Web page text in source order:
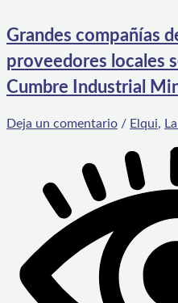
Grandes compañías
proveedores locales
Cumbre Industrial
Deja un comentario / Elqui,